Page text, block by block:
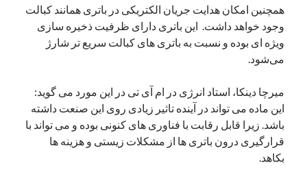
فوریه 2026
ژانویه 2026
دسامبر 2025
نوامبر 2025
جولای 2025
ژوئن 2025
می 2025
آوریل 2025
مارس 2025
همچنین امکان هدایت جریان الکتریکی در باتری همانند کبالت
وجود خواهد داشت. این باتری دارای ظرفیت ذخیره سازی
ویژه ای بوده و نسبت به باتری های کبالت سریع تر شارژ
می‌شود.
میرچا دینکا، استاد انرژی در ام آی تی در این مورد می گوید:
این ماده می تواند در آینده تاثیر زیادی روی این صنعت داشته
باشد. زیرا قابل رقابت با فناوری های کنونی بوده و می تواند با
قرارگیری درون باتری ها از مشکلات زیستی و هزینه ها
بکاهد.